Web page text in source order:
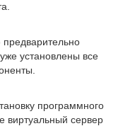
установлены все
программного
виртуальный сервер